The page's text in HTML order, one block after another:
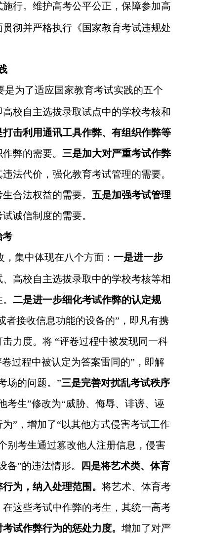
行。维护高考公平公正，保障参加高
彻并严格执行《国家教育考试违规处
为了适应国家教育考试实践的五个
高校自主选拔录取试点中的学校考核和
打击利用通讯工具作弊、有组织作弊等
弊的需要。 三是加大对严重考试作弊
法代价，强化教育考试管理的需要。
合法权益的需要。 五是加强考试管理
诚信制度的需要。
考
，集中体现在八个方面： 一是进一步
高校自主选拔录取中的学校考核等相
二是进一步细化考试作弊的认定规
者接收信息功能的设备的”，即凡有携
力度。将 “评卷过程中被发现同一科
过程中被认定为答案雷同的”，即解
场的问题。”三是完善对扰乱考试秩序
考生”修改为“威胁、侮辱、诽谤、诬
”，增加了“以其他方式侵害考试工作
别考生通过篡改他人注册信息，侵害
”的违法情形。
四是将艺术类、体育
为，纳入处理范围。 将艺术、体育考
这些考试中作弊的考生，其统一高考
试作弊行为的惩处力度。 增加了对严